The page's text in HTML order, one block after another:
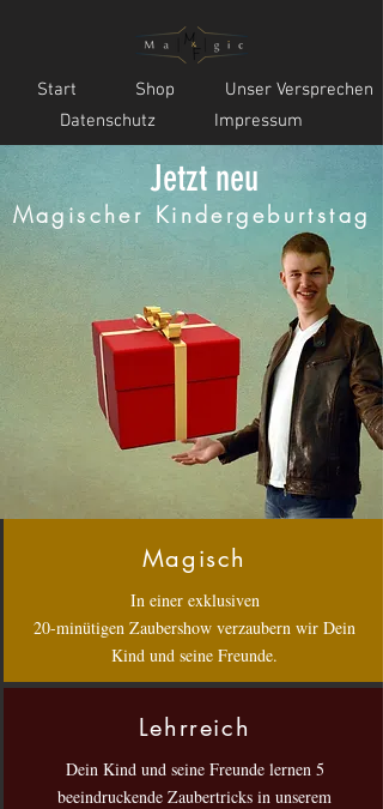
Start
Shop
Datenschutz
Unser Versprechen
Impressum
Jetzt neu
Magischer Kindergeburtstag
Magisch
In einer exklusiven
20-minütigen Zaubershow verzaubern wir Dein
Kind und seine Freunde.
Lehrreich
Dein Kind und seine Freunde lernen 5
beeindruckende Zaubertricks in unserem